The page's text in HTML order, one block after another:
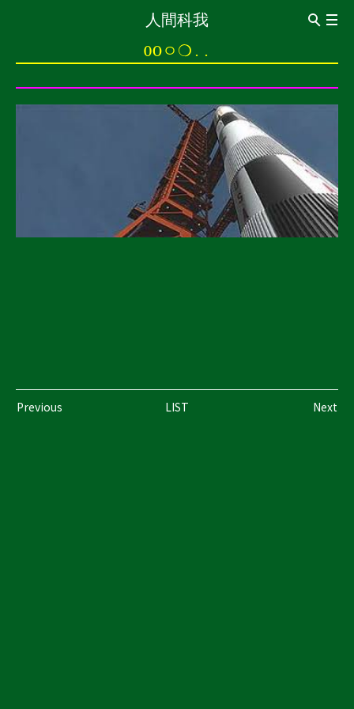
人間科我
ABOUT
Introduction CV
관상이동법觀想移動法
이동전조 異同前兆 이동동작 異同動作 이동통 異同痛
0oㅇ❍..
o 돌의 힘 石之力
ㅇ보는 돌 觀賞石
❍ 내가 없는 세계 沒有我的世界
..멍멍 梦梦
0Oㅇ❍..
Previous Next
LIST